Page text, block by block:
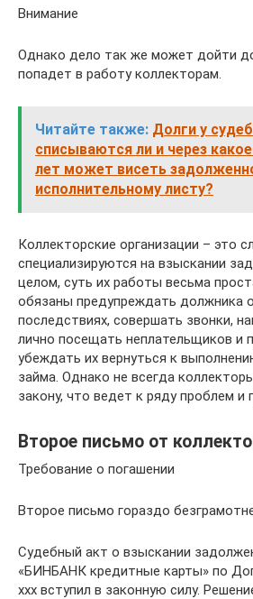
Внимание
Однако дело так же может дойти
попадет в работу коллекторам.
Читайте также: Долги у
списываются ли и через
лет может висеть
исполнительному листу?
Коллекторские организации – это
специализируются на взыскании
целом, суть их работы весьма
обязаны предупреждать должника
последствиях, совершать звонки,
лично посещать неплательщиков и
убеждать их вернуться к
займа. Однако не всегда
закону, что ведет к ряду проблем и
Второе письмо от
Требование о погашении
Второе письмо гораздо
Судебный акт о взыскании
«БИНБАНК кредитные карты» по
ххх вступил в законную силу.